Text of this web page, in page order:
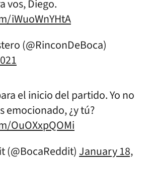
vos, Diego.
iWuoWnYHtA
(@RinconDeBoca)
el inicio del partido. Yo no
emocionado, ¿y tú?
OuOXxpQOMi
(@BocaReddit) January 18,